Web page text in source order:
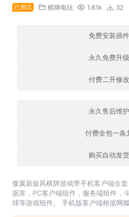
已测试 棋牌电玩 1.61k 32
免费安装插件
永久免费升级
付费二开修改
永久售后维护
付费全包一条
购买自动发货
傲翼新旋风棋牌游戏带手机客户端全
据库，PC客户端组件，服务端组件，
球等游戏组件。 手机版客户端根据网